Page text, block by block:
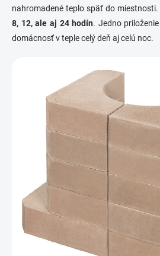
p
i
s
u
nahromadené teplo späť do miestnosti.
8, 12, ale aj 24 hodín. Jedno
domácnosť v teple celý deň aj celú noc.